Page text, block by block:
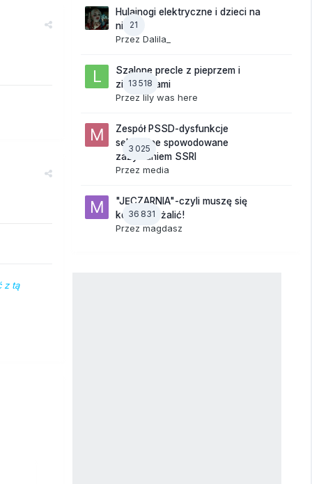
z tą
21
Hulajnogi elektryczne i dzieci na
nich
Przez Dalila_
13 518
Szalone precle z pieprzem i
ziemniakami
Przez lily was here
3 025
Zespół PSSD-dysfunkcje
seksualne spowodowane
zażywaniem SSRI
Przez media
36 831
"JĘCZARNIA"-czyli muszę się
komuś wyżalić!
Przez magdasz